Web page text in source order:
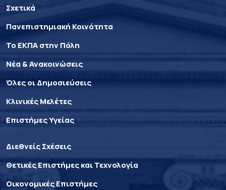
Σχετικά
Πανεπιστημιακή Κοινότητα
Το ΕΚΠΑ στην Πόλη
Νέα & Ανακοινώσεις
Όλες οι Δημοσιεύσεις
Κλινικές Μελέτες
Επιστήμες Υγείας
Διεθνείς Σχέσεις
Θετικές Επιστήμες και Τεχνολογία
Οικονομικές Επιστήμες